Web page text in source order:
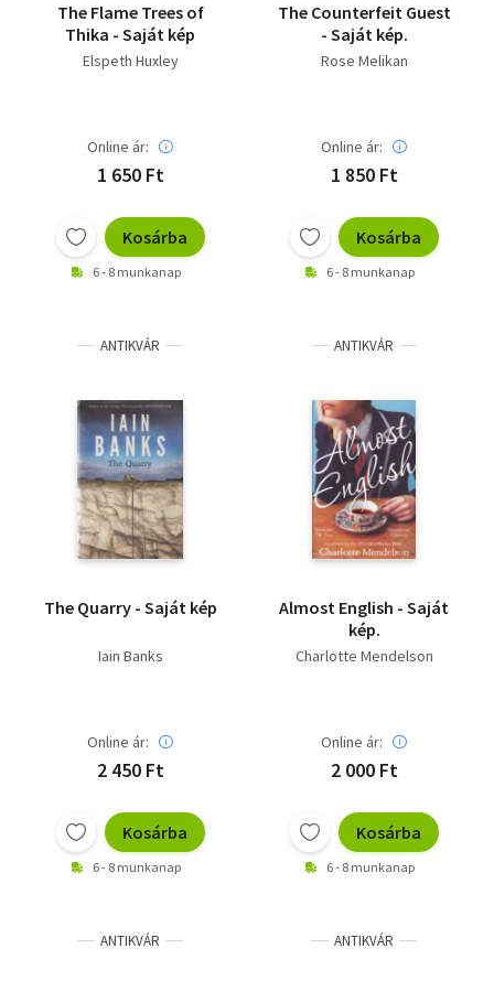
The Flame Trees of
Thika - Saját kép
Elspeth Huxley
Online ár:
1 650 Ft
Kosárba
6 - 8 munkanap
The Counterfeit Guest
- Saját kép.
Rose Melikan
Online ár:
1 850 Ft
Kosárba
6 - 8 munkanap
ANTIKVÁR
The Quarry - Saját kép
Iain Banks
Online ár:
2 450 Ft
Kosárba
6 - 8 munkanap
ANTIKVÁR
Almost English - Saját
kép.
Charlotte Mendelson
Online ár:
2 000 Ft
Kosárba
6 - 8 munkanap
ANTIKVÁR ANTIKVÁR